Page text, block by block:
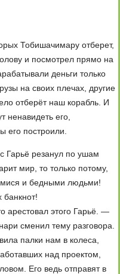
Тобишачимару отберет,
и посмотрел прямо на
деньги только
на своих плечах, другие
отберёт наш корабль. И
ненавидеть его,
его построили.
Гарьё резанул по ушам
мир, то только потому,
и бедными людьми!
арестовал этого Гарьё. —
сменил тему разговора.
палки нам в колеса,
над проектом,
Его ведь отправят в